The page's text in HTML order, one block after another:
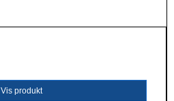
Vis produkt